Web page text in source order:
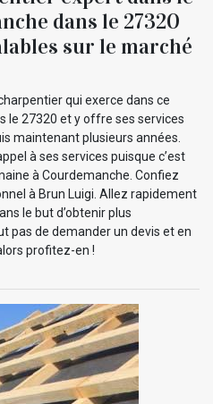
dans le 27320
sur le marché
qui exerce dans ce
le 27320 et y offre ses services
maintenant plusieurs années.
à ses services puisque c’est
à Courdemanche. Confiez
à Brun Luigi. Allez rapidement
le but d’obtenir plus
pas de demander un devis et en
profitez-en !